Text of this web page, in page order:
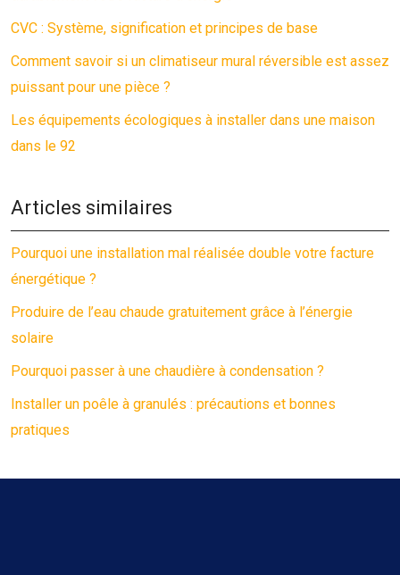
CVC : Système, signification et principes de base
Comment savoir si un climatiseur mural réversible est assez
puissant pour une pièce ?
Les équipements écologiques à installer dans une maison
dans le 92
Articles similaires
Pourquoi une installation mal réalisée double votre facture
énergétique ?
Produire de l’eau chaude gratuitement grâce à l’énergie
solaire
Pourquoi passer à une chaudière à condensation ?
Installer un poêle à granulés : précautions et bonnes
pratiques